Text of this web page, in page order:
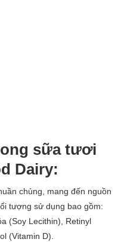
sữa tươi
Dairy:
chủng, mang đến nguồn
tượng sử dụng bao gồm:
(Soy Lecithin), Retinyl
(Vitamin D).